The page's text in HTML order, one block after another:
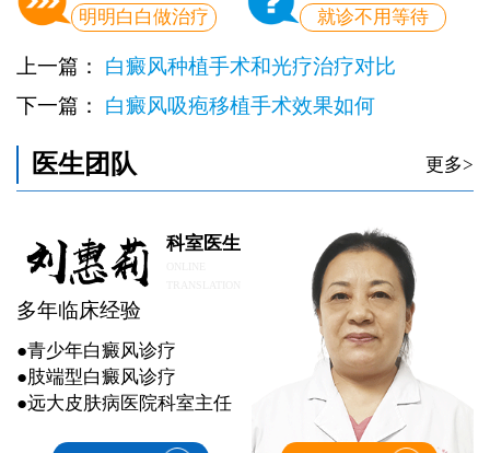
明明白白做治疗 就诊不用等待
上一篇： 白癜风种植手术和光疗治疗对比
下一篇： 白癜风吸疱移植手术效果如何
医生团队 更多>
科室医生
多年临床经验
●青少年白癜风诊疗
●肢端型白癜风诊疗
●远大皮肤病医院科室主任